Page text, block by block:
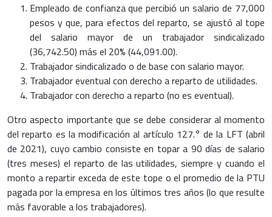
Empleado de confianza que percibió un salario de 77,000
pesos y que, para efectos del reparto, se ajustó al tope
del salario mayor de un trabajador sindicalizado
(36,742.50) más el 20% (44,091.00).
Trabajador sindicalizado o de base con salario mayor.
Trabajador eventual con derecho a reparto de utilidades.
Trabajador con derecho a reparto (no es eventual).
Otro aspecto importante que se debe considerar al momento
del reparto es la modificación al artículo 127.° de la LFT (abril
de 2021), cuyo cambio consiste en topar a 90 días de salario
(tres meses) el reparto de las utilidades, siempre y cuando el
monto a repartir exceda de este tope o el promedio de la PTU
pagada por la empresa en los últimos tres años (lo que resulte
más favorable a los trabajadores).